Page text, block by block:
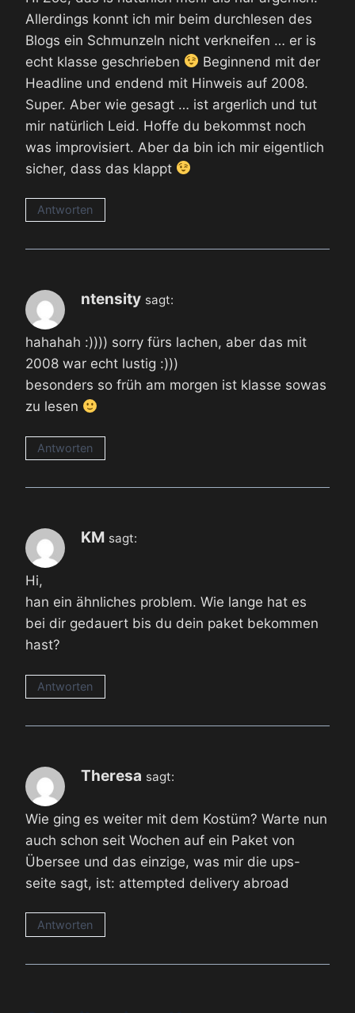
Allerdings konnt ich mir beim durchlesen des
Blogs ein Schmunzeln nicht verkneifen … er is
echt klasse geschrieben
Beginnend mit der
Headline und endend mit Hinweis auf 2008.
Super. Aber wie gesagt … ist argerlich und tut
mir natürlich Leid. Hoffe du bekommst noch
was improvisiert. Aber da bin ich mir eigentlich
sicher, dass das klappt
Antworten
ntensity sagt:
hahahah :)))) sorry fürs lachen, aber das mit
2008 war echt lustig :)))
besonders so früh am morgen ist klasse sowas
zu lesen
Antworten
KM sagt:
Hi,
han ein ähnliches problem. Wie lange hat es
bei dir gedauert bis du dein paket bekommen
hast?
Antworten
Theresa sagt:
Wie ging es weiter mit dem Kostüm? Warte nun
auch schon seit Wochen auf ein Paket von
Übersee und das einzige, was mir die ups-
seite sagt, ist: attempted delivery abroad
Antworten